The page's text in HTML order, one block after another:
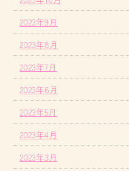
2023年9月
2023年8月
2023年7月
2023年6月
2023年5月
2023年4月
2023年3月